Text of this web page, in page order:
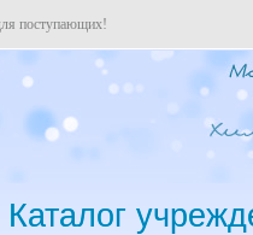
поступающих!
Каталог